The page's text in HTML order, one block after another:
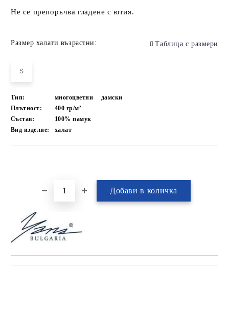
Не се препоръчва гладене с ютия.
Размер халати възрастни: Таблица с размери
S
Тип: многоцветни
дамски
Плътност:
400 гр/м²
Състав:
100% памук
Вид изделие:
халат